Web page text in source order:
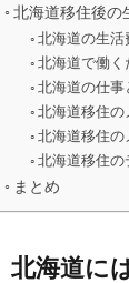
北海道移住後の
北海道の生
北海道で働く
北海道の仕事
北海道移住の
北海道移住の
北海道移住の
まとめ
北海道に